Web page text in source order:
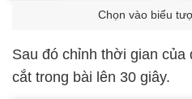
Chọn vào biểu
Sau đó chỉnh thời gian của
cắt trong bài lên 30 giây.